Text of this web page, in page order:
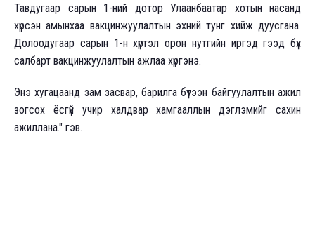
Тавдугаар сарын 1-ний дотор Улаанбаатар хотын насанд
хүрсэн амынхаа вакцинжуулалтын эхний тунг хийж дуусгана.
Долоодугаар сарын 1-н хүртэл орон нутгийн иргэд гээд бүх
салбарт вакцинжуулалтын ажлаа хүргэнэ.
Энэ хугацаанд зам засвар, барилга бүтээн байгуулалтын ажил
зогсох ёсгүй учир халдвар хамгааллын дэглэмийг сахин
ажиллана." гэв.